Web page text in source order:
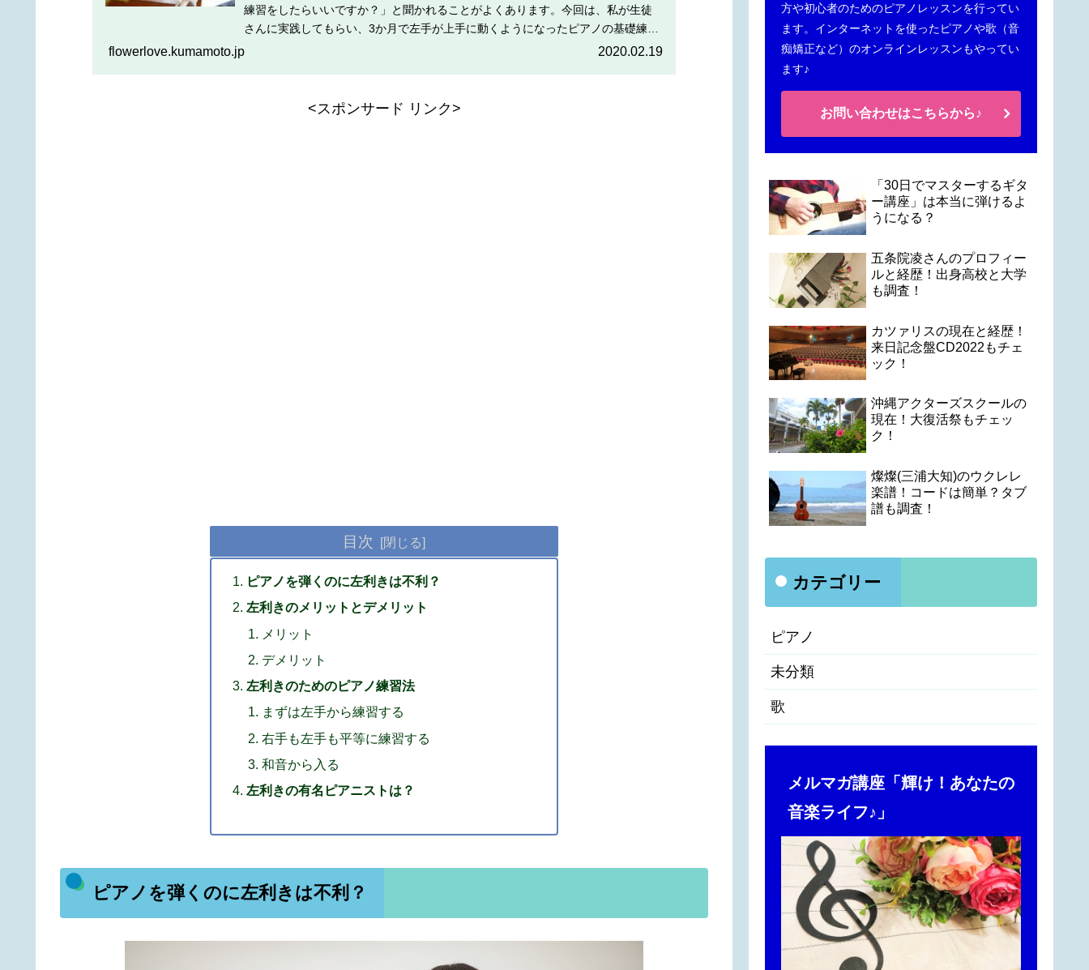
練習をしたらいいですか？」と聞かれることがよくあります。今回は、私が生徒
さんに実践してもらい、3か月で左手が上手に動くようになったピアノの基礎練習
法についてお伝えします。
flowerlove.kumamoto.jp 2020.02.19
<スポンサード リンク>
目次
ピアノを弾くのに左利きは不利？
左利きのメリットとデメリット
メリット
デメリット
左利きのためのピアノ練習法
まずは左手から練習する
右手も左手も平等に練習する
和音から入る
左利きの有名ピアニストは？
ピアノを弾くのに左利きは不利？
方や初心者のためのピアノレッスンを行ってい
ます。インターネットを使ったピアノや歌（音
痴矯正など）のオンラインレッスンもやってい
ます♪
お問い合わせはこちらから♪
「30日でマスターするギタ
ー講座」は本当に弾けるよ
うになる？
五条院凌さんのプロフィー
ルと経歴！出身高校と大学
も調査！
カツァリスの現在と経歴！
来日記念盤CD2022もチェ
ック！
沖縄アクターズスクールの
現在！大復活祭もチェッ
ク！
燦燦(三浦大知)のウクレレ
楽譜！コードは簡単？タブ
譜も調査！
カテゴリー
ピアノ
未分類
歌
メルマガ講座「輝け！あなたの
音楽ライフ♪」